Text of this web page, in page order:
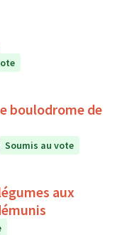
boulodrome de
Soumis au vote
aux